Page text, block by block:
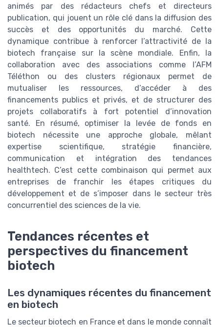
animés par des rédacteurs chefs et directeurs
publication, qui jouent un rôle clé dans la diffusion des
succès et des opportunités du marché. Cette
dynamique contribue à renforcer l’attractivité de la
biotech française sur la scène mondiale. Enfin, la
collaboration avec des associations comme l’AFM
Téléthon ou des clusters régionaux permet de
mutualiser les ressources, d’accéder à des
financements publics et privés, et de structurer des
projets collaboratifs à fort potentiel d’innovation
santé. En résumé, optimiser la levée de fonds en
biotech nécessite une approche globale, mêlant
expertise scientifique, stratégie financière,
communication et intégration des tendances
healthtech. C’est cette combinaison qui permet aux
entreprises de franchir les étapes critiques du
développement et de s’imposer dans le secteur très
concurrentiel des sciences de la vie.
Tendances récentes et
perspectives du financement
biotech
Les dynamiques récentes du financement
en biotech
Le secteur biotech en France et dans le monde connaît